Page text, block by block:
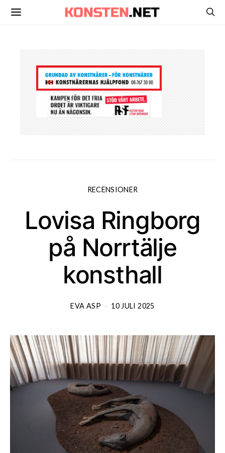
RECENSIONER
Lovisa Ringborg
på Norrtälje
konsthall
EVA ASP 10 JULI 2025